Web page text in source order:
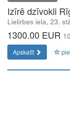
Izīrē dzīvokli
Lielirbes iela, 23.
1300.00 EUR
Apskatīt